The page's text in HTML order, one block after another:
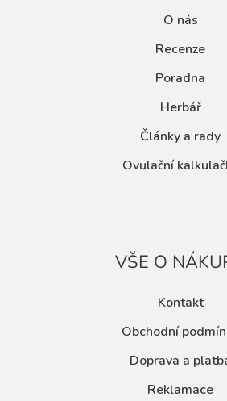
O nás
Recenze
Poradna
Herbář
Články a rady
Ovulační
VŠE O
Kontakt
Obchodní
Doprava a
Reklamace